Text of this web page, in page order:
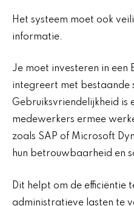
Het systeem moet ook
informatie.
Je moet investeren in een
integreert met bestaande
Gebruiksvriendelijkheid is
medewerkers ermee
zoals SAP of Microsoft
hun betrouwbaarheid en
Dit helpt om de efficiëntie
administratieve lasten te